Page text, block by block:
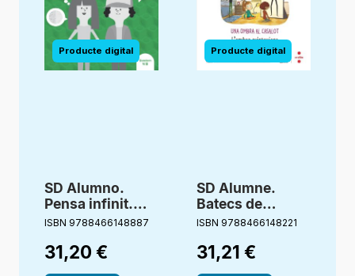
SD Alumno.
Pensa infinit.
Matemàtiques.
Singapur. 4
Primària. Cruïlla
ISBN 9788466148887
31,20 €
SD Alumne.
Batecs de
Llengua. 5
ISBN 9788466148221
31,21 €